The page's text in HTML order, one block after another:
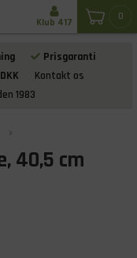
Prisgaranti
Kontakt os
1983
0
Klub 417
40,5 cm